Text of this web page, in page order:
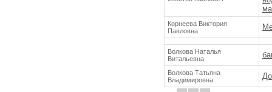
Корнеева Виктория
Павловна
Волкова Наталья
Витальевна
Волкова Татьяна
Владимировна